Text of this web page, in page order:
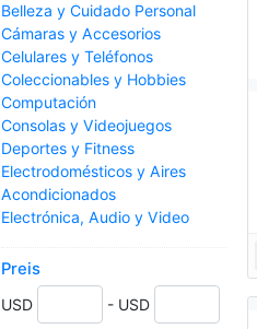
Belleza y Cuidado Personal
Cámaras y Accesorios
Celulares y Teléfonos
Coleccionables y Hobbies
Computación
Consolas y Videojuegos
Deportes y Fitness
Electrodomésticos y Aires
Acondicionados
Electrónica, Audio y Video
Herramientas y Construcción
Hogar y Muebles
Industria y Oficinas
Preis
USD - USD